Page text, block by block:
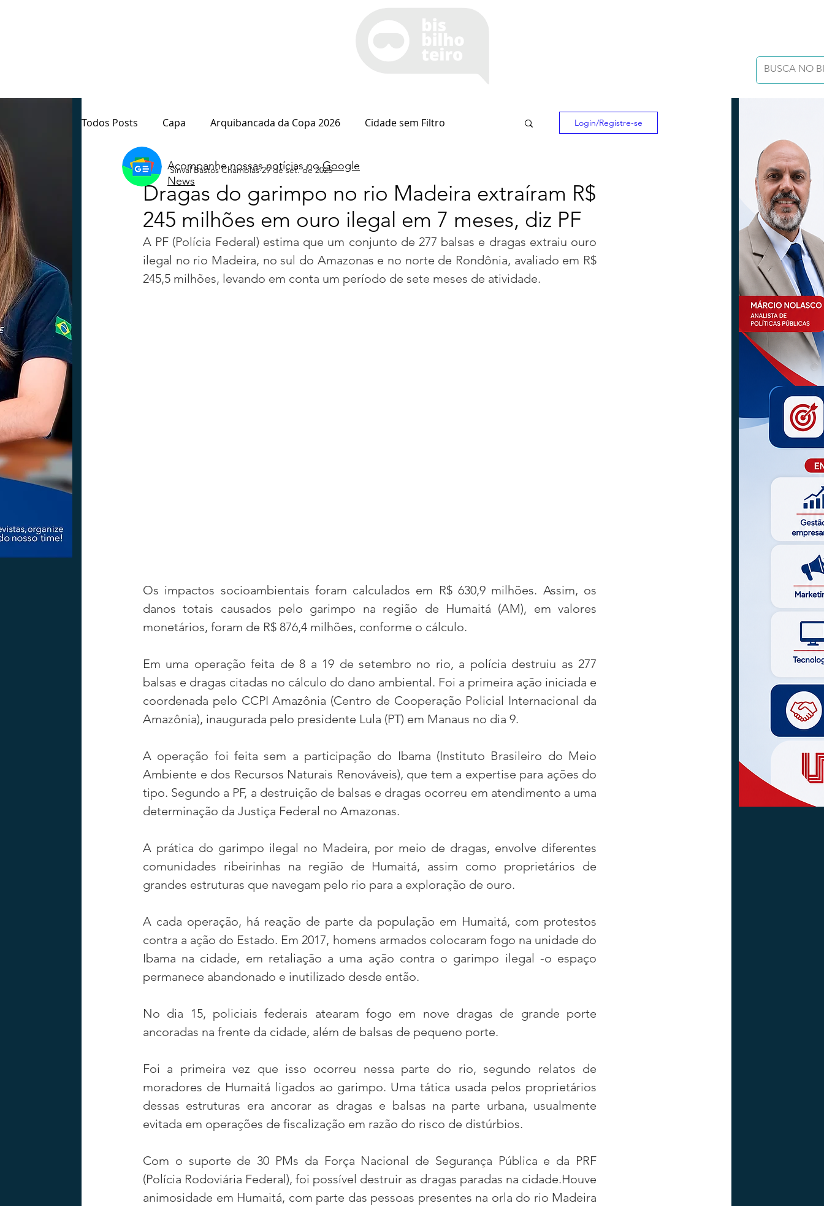
Todos Posts Capa Arquibancada da Copa 2026 Cidade sem Filtro
Quarto Poder Sala de Redação Espaço Itaipu
Destaque Paraná Política Esportes Coluna do Nolasco
Notas do Motta Coluna André Marsiglia
Login/Registre-se
Dragas do garimpo no rio Madeira extraíram R$
245 milhões em ouro ilegal em 7 meses, diz PF
Sinval Bastos Chamblas 29 de set. de 2025
A PF (Polícia Federal) estima que um conjunto de 277 balsas e dragas extraiu ouro
ilegal no rio Madeira, no sul do Amazonas e no norte de Rondônia, avaliado em R$
245,5 milhões, levando em conta um período de sete meses de atividade.
Os impactos socioambientais foram calculados em R$ 630,9 milhões. Assim, os
danos totais causados pelo garimpo na região de Humaitá (AM), em valores
monetários, foram de R$ 876,4 milhões, conforme o cálculo.
Em uma operação feita de 8 a 19 de setembro no rio, a polícia destruiu as 277
balsas e dragas citadas no cálculo do dano ambiental. Foi a primeira ação iniciada e
coordenada pelo CCPI Amazônia (Centro de Cooperação Policial Internacional da
Amazônia), inaugurada pelo presidente Lula (PT) em Manaus no dia 9.
A operação foi feita sem a participação do Ibama (Instituto Brasileiro do Meio
Ambiente e dos Recursos Naturais Renováveis), que tem a expertise para ações do
tipo. Segundo a PF, a destruição de balsas e dragas ocorreu em atendimento a uma
determinação da Justiça Federal no Amazonas.
A prática do garimpo ilegal no Madeira, por meio de dragas, envolve diferentes
comunidades ribeirinhas na região de Humaitá, assim como proprietários de
grandes estruturas que navegam pelo rio para a exploração de ouro.
A cada operação, há reação de parte da população em Humaitá, com protestos
contra a ação do Estado. Em 2017, homens armados colocaram fogo na unidade do
Ibama na cidade, em retaliação a uma ação contra o garimpo ilegal -o espaço
permanece abandonado e inutilizado desde então.
No dia 15, policiais federais atearam fogo em nove dragas de grande porte
ancoradas na frente da cidade, além de balsas de pequeno porte.
Foi a primeira vez que isso ocorreu nessa parte do rio, segundo relatos de
moradores de Humaitá ligados ao garimpo. Uma tática usada pelos proprietários
dessas estruturas era ancorar as dragas e balsas na parte urbana, usualmente
evitada em operações de fiscalização em razão do risco de distúrbios.
Com o suporte de 30 PMs da Força Nacional de Segurança Pública e da PRF
(Polícia Rodoviária Federal), foi possível destruir as dragas paradas na cidade.Houve
animosidade em Humaitá, com parte das pessoas presentes na orla do rio Madeira
Acompanhe nossas notícias noGoogle
News